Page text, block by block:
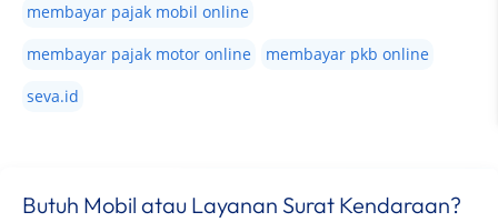
membayar pajak mobil online
membayar pajak motor online
membayar pkb online
seva.id
Butuh Mobil atau Layanan Surat Kendaraan?